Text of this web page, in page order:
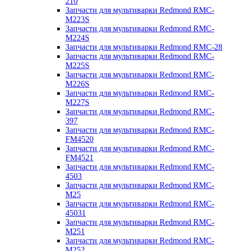
Запчасти для мультиварки Redmond RMC-
M223S
Запчасти для мультиварки Redmond RMC-
M224S
Запчасти для мультиварки Redmond RMC-28
Запчасти для мультиварки Redmond RMC-
M225S
Запчасти для мультиварки Redmond RMC-
M226S
Запчасти для мультиварки Redmond RMC-
M227S
Запчасти для мультиварки Redmond RMC-
397
Запчасти для мультиварки Redmond RMC-
FM4520
Запчасти для мультиварки Redmond RMC-
FM4521
Запчасти для мультиварки Redmond RMC-
4503
Запчасти для мультиварки Redmond RMC-
M25
Запчасти для мультиварки Redmond RMC-
45031
Запчасти для мультиварки Redmond RMC-
M251
Запчасти для мультиварки Redmond RMC-